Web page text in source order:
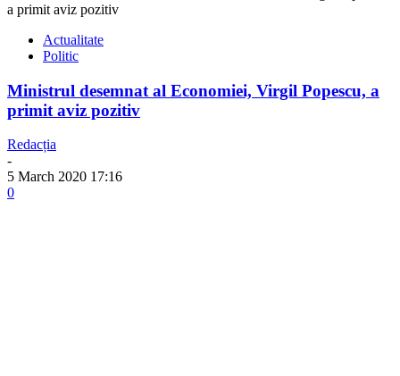
a primit aviz pozitiv
Actualitate
Politic
Ministrul desemnat al Economiei, Virgil Popescu, a
primit aviz pozitiv
Redacția
-
5 March 2020 17:16
0